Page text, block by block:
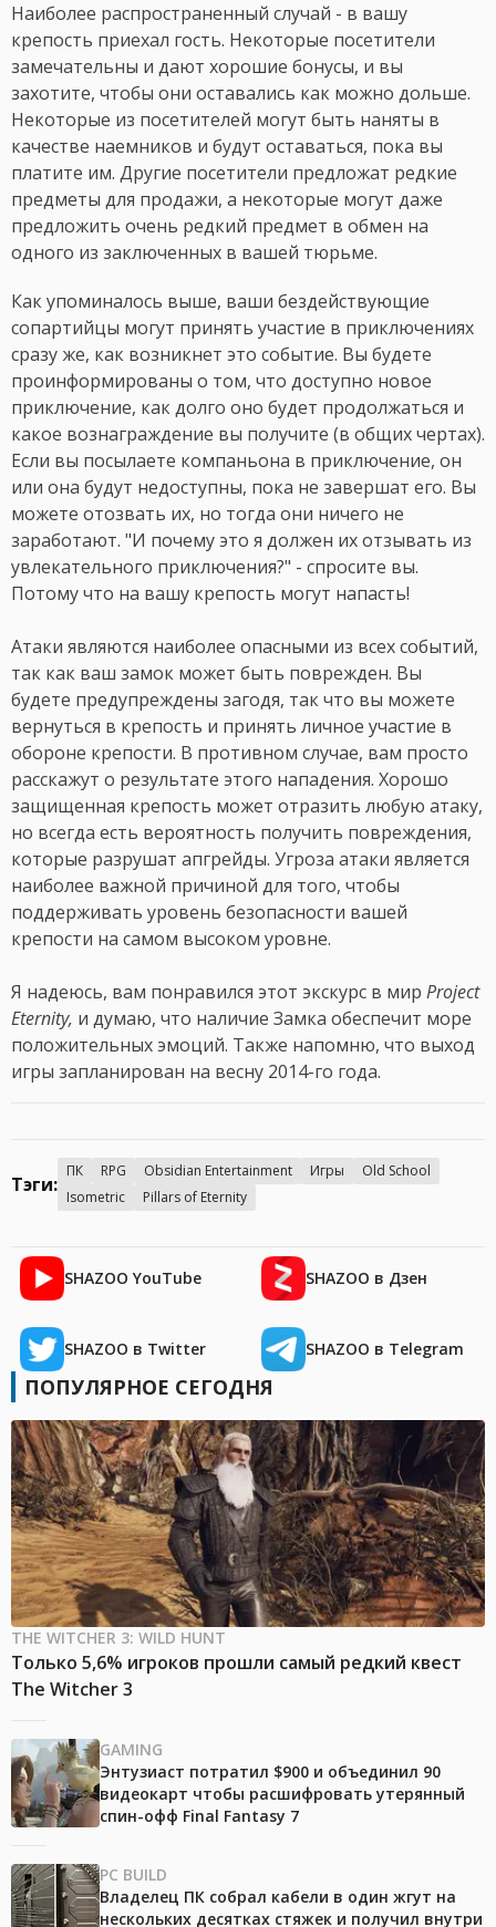
Наиболее распространенный случай - в вашу
крепость приехал гость. Некоторые посетители
замечательны и дают хорошие бонусы, и вы
захотите, чтобы они оставались как можно дольше.
Некоторые из посетителей могут быть наняты в
качестве наемников и будут оставаться, пока вы
платите им. Другие посетители предложат редкие
предметы для продажи, а некоторые могут даже
предложить очень редкий предмет в обмен на
одного из заключенных в вашей тюрьме.
Как упоминалось выше, ваши бездействующие
сопартийцы могут принять участие в приключениях
сразу же, как возникнет это событие. Вы будете
проинформированы о том, что доступно новое
приключение, как долго оно будет продолжаться и
какое вознаграждение вы получите (в общих чертах).
Если вы посылаете компаньона в приключение, он
или она будут недоступны, пока не завершат его. Вы
можете отозвать их, но тогда они ничего не
заработают. "И почему это я должен их отзывать из
увлекательного приключения?" - спросите вы.
Потому что на вашу крепость могут напасть!
Атаки являются наиболее опасными из всех событий,
так как ваш замок может быть поврежден. Вы
будете предупреждены загодя, так что вы можете
вернуться в крепость и принять личное участие в
обороне крепости. В противном случае, вам просто
расскажут о результате этого нападения. Хорошо
защищенная крепость может отразить любую атаку,
но всегда есть вероятность получить повреждения,
которые разрушат апгрейды. Угроза атаки является
наиболее важной причиной для того, чтобы
поддерживать уровень безопасности вашей
крепости на самом высоком уровне.
Я надеюсь, вам понравился этот экскурс в мир Project
Eternity, и думаю, что наличие Замка обеспечит море
положительных эмоций. Также напомню, что выход
игры запланирован на весну 2014-го года.
Тэги:
ПК RPG Obsidian Entertainment Игры
Old School
Isometric
Pillars of Eternity
SHAZOO YouTube SHAZOO в Дзен
SHAZOO в Twitter SHAZOO в Telegram
ПОПУЛЯРНОЕ СЕГОДНЯ
THE WITCHER 3: WILD HUNT
Только 5,6% игроков прошли самый редкий квест
The Witcher 3
GAMING
Энтузиаст потратил $900 и объединил 90
видеокарт чтобы расшифровать утерянный
спин-офф Final Fantasy 7
PC BUILD
Владелец ПК собрал кабели в один жгут на
нескольких десятках стяжек и получил внутри